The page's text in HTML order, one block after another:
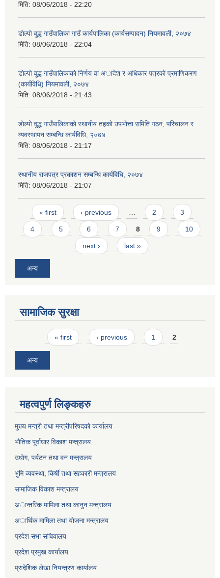
मिति: 08/06/2018 - 22:20
डाेल्पाे वुद्ध गाउँपालिका गाउँ कार्यपालिका (कार्यसम्पादन) नियमावली, २०७४
मिति: 08/06/2018 - 22:04
डाेल्पाे वुद्ध गाउँपालिकाकाे निर्णय वा अादेश र अधिकार पत्रकाे प्रमाणिकरण
(कार्यविधि) नियमावली, २०७४
मिति: 08/06/2018 - 21:43
डाेल्पाे वुद्ध गाउँपालिकाकाे स्थानीय तहकाे उपभाेत्ता समिति गठन, परिचालन र
व्यवस्थापन सम्बन्धि कार्यविधि, २०७४
मिति: 08/06/2018 - 21:17
स्थानीय राजपत्र प्रकाशन सम्बन्धि कार्यविधि, २०७४
मिति: 08/06/2018 - 21:07
Pages
« first ‹ previous 2 3
4 5 6 7 8 9 10
next › last »
अन्य
सामाजिक सुरक्षा
Pages« first ‹ previous 1 2
अन्य
महत्वपुर्ण लिङ्कहरु
मुख्य मन्त्री तथा मन्त्रीपरिषदकाे कार्यालय
भाैतिक पूर्वाधार विकाश मन्त्रालय
उधाेग, पर्यटन तथा वन मन्त्रालय
भुमि व्यवस्था, किर्षी तथा सहकारी मन्त्रालय
सामाजिक विकाश मन्त्रालय
अान्तरिक मामिला तथा कानुन मन्त्रालय
अार्थिक मामिला तथा याेजना मन्त्रालय
प्रदेश सभा सचिवालय
प्रदेश प्रमुख कार्यालय
प्रादेशिक लेखा नियन्त्रण कार्यालय